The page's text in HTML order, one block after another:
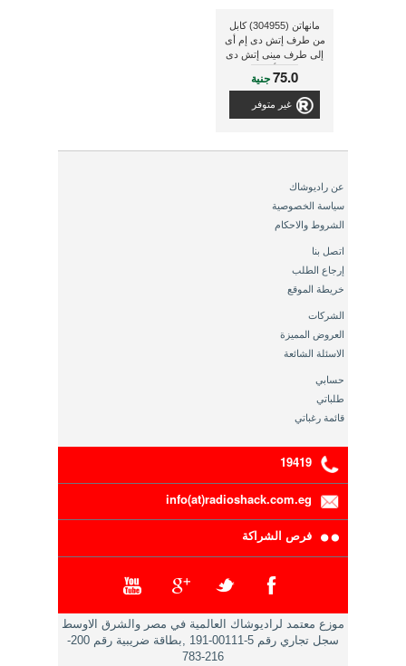
مانهاتن (304955) كابل
من طرف إتش دى إم أى
إلى طرف مينى إتش دى
إم, ذو لون أسود, طول
1.8 متر (6 قدم)75.0جنية
غير متوفر
عن راديوشاك
سياسة الخصوصية
الشروط والاحكام
اتصل بنا
إرجاع الطلب
خريطة الموقع
الشركات
العروض المميزة
الاسئلة الشائعة
حسابي
طلباتي
قائمة رغباتي
19419
info(at)radioshack.com.eg
فرص الشراكة
موزع معتمد لراديوشاك العالمية في مصر والشرق الاوسط
سجل تجاري رقم 5-00111-191 ,بطاقة ضريبية رقم 200-
216-783